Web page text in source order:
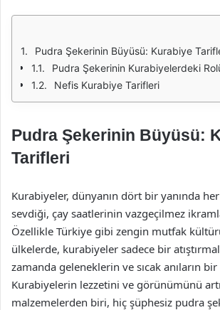
Pudra Şekerinin Büyüsü: Kurabiye
Pudra Şekerinin Kurabiyelerdeki
Nefis Kurabiye Tarifleri
Pudra Şekerinin Büyüsü:
Tarifleri
Kurabiyeler, dünyanın dört bir yanında
sevdiği, çay saatlerinin vazgeçilmez
Özellikle Türkiye gibi zengin mutfak
ülkelerde, kurabiyeler sadece bir
zamanda geleneklerin ve sıcak anıların bir
Kurabiyelerin lezzetini ve görünümünü
malzemelerden biri, hiç şüphesiz pudra